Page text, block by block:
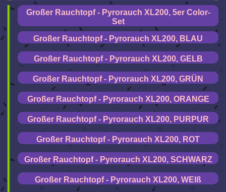
Großer Rauchtopf - Pyrorauch XL200, 5er Color-
Set
Großer Rauchtopf - Pyrorauch XL200, BLAU
Großer Rauchtopf - Pyrorauch XL200, GELB
Großer Rauchtopf - Pyrorauch XL200, GRÜN
Großer Rauchtopf - Pyrorauch XL200, ORANGE
Großer Rauchtopf - Pyrorauch XL200, PURPUR
Großer Rauchtopf - Pyrorauch XL200, ROT
Großer Rauchtopf - Pyrorauch XL200, SCHWARZ
Großer Rauchtopf - Pyrorauch XL200, WEIß